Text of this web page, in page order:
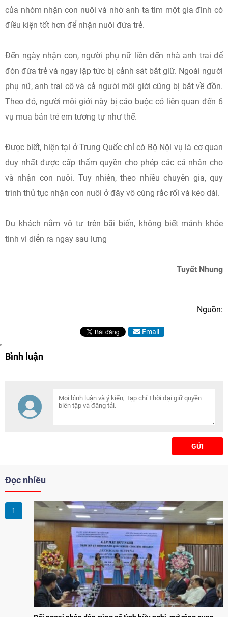
của nhóm nhận con nuôi và nhờ anh ta tìm một gia đình có
điều kiện tốt hơn để nhận nuôi đứa trẻ.
Đến ngày nhận con, người phụ nữ liền đến nhà anh trai để
đón đứa trẻ và ngay lập tức bị cảnh sát bắt giữ. Ngoài người
phụ nữ, anh trai cô và cả người môi giới cũng bị bắt về đồn.
Theo đó, người môi giới này bị cáo buộc có liên quan đến 6
vụ mua bán trẻ em tương tự như thế.
Được biết, hiện tại ở Trung Quốc chỉ có Bộ Nội vụ là cơ quan
duy nhất được cấp thẩm quyền cho phép các cá nhân cho
và nhận con nuôi. Tuy nhiên, theo nhiều chuyên gia, quy
trình thủ tục nhận con nuôi ở đây vô cùng rắc rối và kéo dài.
Du khách nằm vô tư trên bãi biển, không biết mánh khóe
tinh vi diễn ra ngay sau lưng
Tuyết Nhung
Nguồn:
Email
Bình luận
GỬI
Đọc nhiều